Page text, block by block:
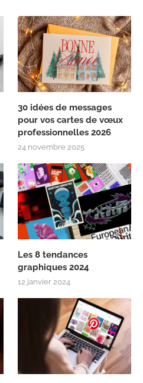
30 idées de messages
pour vos cartes de vœux
professionnelles 2026
24 novembre 2025
Les 8 tendances
graphiques 2024
12 janvier 2024